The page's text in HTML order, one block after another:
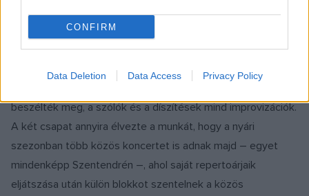
CONFIRM
Data Deletion Data Access Privacy Policy
megbeszélték, hogy a stúdióban eljátszadoznak majd a
szám témájával és lüktetésével. A tavaly decemberben
készült felvételre az akkori körülmények között nem
próbáltak együtt, a csapatok külön-külön dolgoztak saját
beszélték meg, a szólók és a díszítések mind improvizációk.
A két csapat annyira élvezte a munkát, hogy a nyári
szezonban több közös koncertet is adnak majd – egyet
mindenképp Szentendrén –, ahol saját repertoárjaik
eljátszása után külön blokkot szentelnek a közös